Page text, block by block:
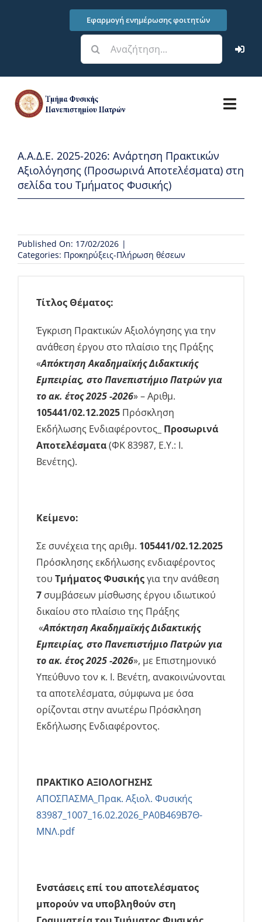
Εφαρμογή ενημέρωσης φοιτητών
Αναζήτηση
για:
Σπουδές
Φοιτητικά Θέματα
A.Α.Δ.Ε. 2025-2026: Ανάρτηση Πρακτικών
Αξιολόγησης (Προσωρινά Αποτελέσματα) στη
σελίδα του Τμήματος Φυσικής)
Published On: 17/02/2026 |
Categories: Προκηρύξεις-Πλήρωση θέσεων
Τίτλος Θέματος:
Έγκριση Πρακτικών Αξιολόγησης για την
ανάθεση έργου στο πλαίσιο της Πράξης
«Απόκτηση Ακαδημαϊκής Διδακτικής
Εμπειρίας, στο Πανεπιστήμιο Πατρών για
το ακ. έτος 2025 -2026» – Αριθμ.
105441/02.12.2025 Πρόσκληση
Εκδήλωσης Ενδιαφέροντος_ Προσωρινά
Αποτελέσματα(ΦΚ 83987, Ε.Υ.: Ι.
Βενέτης).
Κείμενο:
Σε συνέχεια της αριθμ. 105441/02.12.2025
Πρόσκλησης εκδήλωσης ενδιαφέροντος
του Τμήματος Φυσικήςγια την ανάθεση
7 συμβάσεων μίσθωσης έργου ιδιωτικού
δικαίου στο πλαίσιο της Πράξης
«Απόκτηση Ακαδημαϊκής Διδακτικής
Εμπειρίας, στο Πανεπιστήμιο Πατρών για
το ακ. έτος 2025 -2026», με Επιστημονικό
Υπεύθυνο τον κ. Ι. Βενέτη, ανακοινώνονται
τα αποτελέσματα, σύμφωνα με όσα
ορίζονται στην ανωτέρω Πρόσκληση
Εκδήλωσης Ενδιαφέροντος.
ΠΡΑΚΤΙΚΟ ΑΞΙΟΛΟΓΗΣΗΣ
ΑΠΟΣΠΑΣΜΑ_Πρακ. Αξιολ. Φυσικής
83987_1007_16.02.2026_ΡΑ0Β469Β7Θ-
ΜΝΛ.pdf
Ενστάσεις επί του αποτελέσματος
μπορούν να υποβληθούν στη